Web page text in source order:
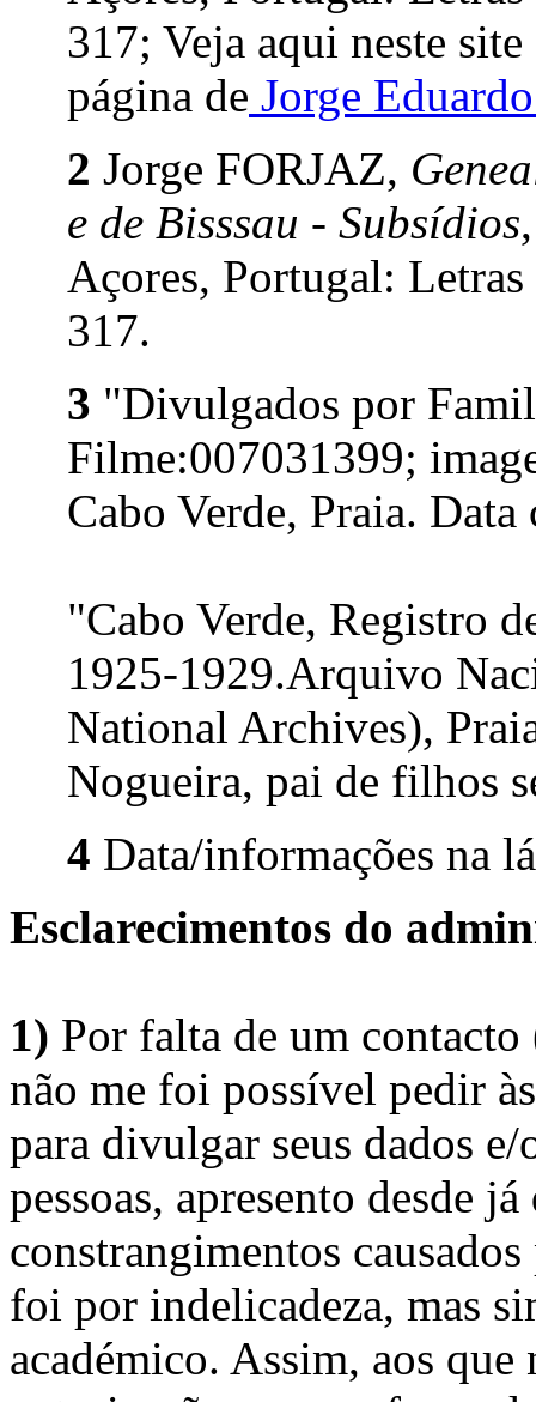
317; Veja aqui neste
página de Jorge
2 Jorge FORJAZ,
e de Bisssau - Subsídios
Açores, Portugal:
317.
3 "Divulgados por
Filme:007031399;
Cabo Verde, Praia.
"Cabo Verde, Registro
1925-1929.Arquivo
National Archives),
Nogueira, pai de filhos
4 Data/informações na
Esclarecimentos do
1) Por falta de um
não me foi possível pedir
para divulgar seus dados
pessoas, apresento desde
constrangimentos
foi por indelicadeza, mas
académico. Assim, aos